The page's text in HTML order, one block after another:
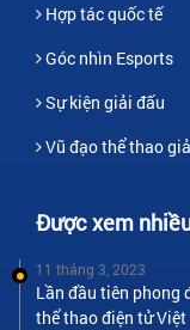
Hợp tác quốc tế
Góc nhìn Esports
Sự kiện giải đấu
Vũ đạo thể thao
Được xem
11 tháng 3, 2023
Lần đầu tiên phong
thể thao điện tử